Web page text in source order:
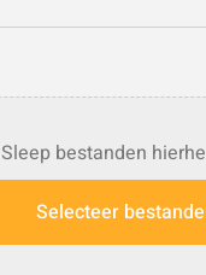
Sleep bestanden
Selecteer